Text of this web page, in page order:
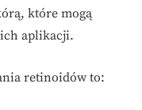
które mogą
aplikacji.
retinoidów to: